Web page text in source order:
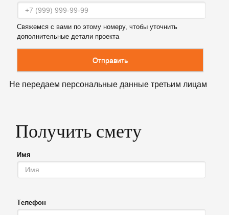
Свяжемся с вами по этому номеру, чтобы уточнить
дополнительные детали проекта
Отправить
Не передаем персональные данные третьим лицам
Получить смету
Имя
Телефон